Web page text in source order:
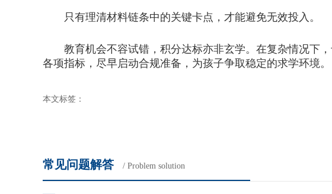
只有理清材料链条中的关键卡点，才能避免无效投入。
教育机会不容试错，积分达标亦非玄学。在复杂情况下，
各项指标，尽早启动合规准备，为孩子争取稳定的求学环境。
本文标签：
常见问题解答 / Problem solution